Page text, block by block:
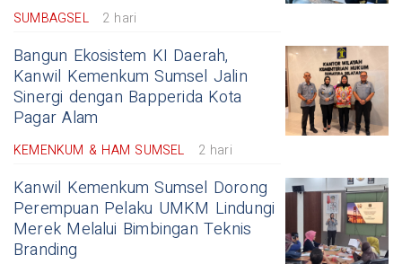
SUMBAGSEL 2 hari
Bangun Ekosistem KI Daerah,
Kanwil Kemenkum Sumsel Jalin
Sinergi dengan Bapperida Kota
Pagar Alam
KEMENKUM & HAM SUMSEL 2 hari
Kanwil Kemenkum Sumsel Dorong
Perempuan Pelaku UMKM Lindungi
Merek Melalui Bimbingan Teknis
Branding